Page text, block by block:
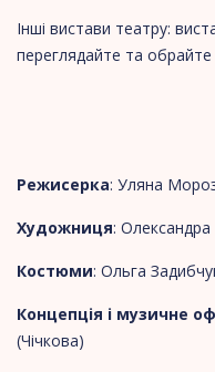
Інші вистави театру:
переглядайте та обрайте
Режисерка: Уляна
Художниця:
Костюми: Ольга
Концепція і музичне
(Чічкова)